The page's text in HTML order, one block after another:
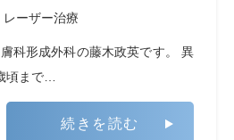
レーザー治療
科形成外科の藤木政英です。 異
頃まで…
続きを読む